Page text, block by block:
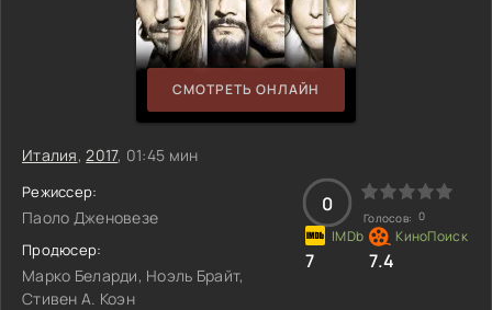
СМОТРЕТЬ ОНЛАЙН
Италия,2017, 01:45 мин
Режиссер:
Паоло Дженовезе
Продюсер:
Марко Беларди, Ноэль Брайт,
Стивен А. Коэн
0
Голосов: 0
7 7.4